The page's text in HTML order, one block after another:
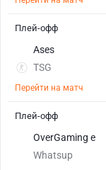
Ases
TSG
Перейти на матч
Плей-офф
OverGaming e
Whatsup
Плей-офф